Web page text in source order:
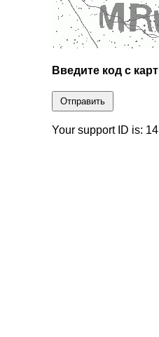
Введите код с
Отправить
Your support ID is: